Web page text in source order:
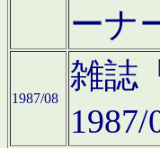
ーナ
1987/08
雑誌